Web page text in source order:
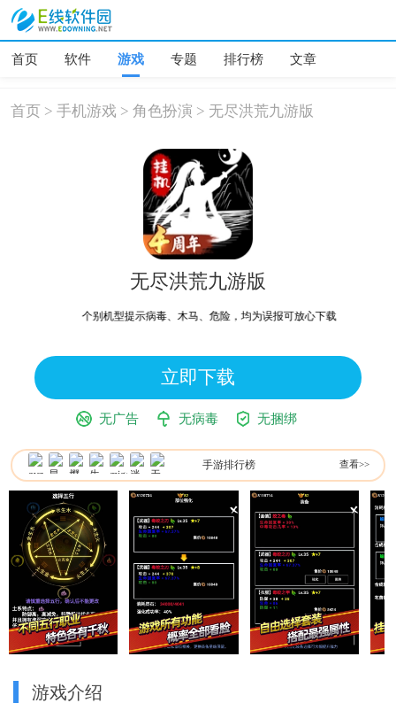
首页 软件 游戏 专题 排行榜 文章
首页 >手机游戏 >角色扮演 > 无尽洪荒九游版
无尽洪荒九游版
个别机型提示病毒、木马、危险，均为误报可放心下载
立即下载
无广告 无病毒 无捆绑
手游排行榜 查看>>
游戏介绍